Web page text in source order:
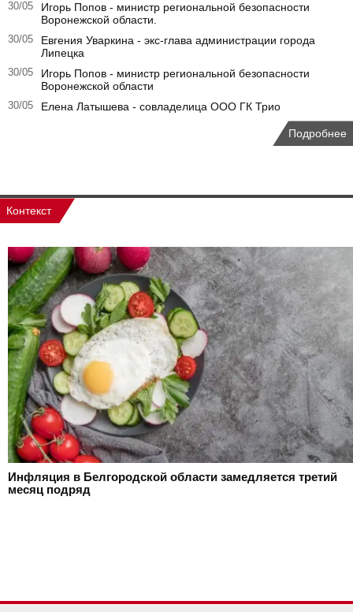
30/05
Игорь Попов - министр региональной безопасности
Воронежской области.
30/05
Евгения Уваркина - экс-глава администрации города
Липецка
30/05
Игорь Попов - министр региональной безопасности
Воронежской области
30/05 Елена Латышева - совладелица ООО ГК Трио
Подробнее
Контекст
Инфляция в Белгородской области замедляется третий
месяц подряд